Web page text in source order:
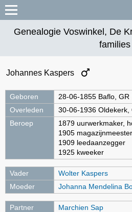
Genealogie Voswinkel, De
families
Johannes Kaspers
Geboren 28-06-1855 Baflo, GR
Overleden
30-06-1936 Oldekerk,
Beroep
1879 uurwerkmaker,
1905 magazijnmeester
1909 leedaanzegger
1925 kweeker
Vader
Wolter Kaspers
Moeder
Johanna Mendelina
Partner
Marchien Sap